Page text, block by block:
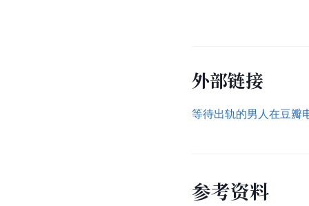
外部链接
等待出轨的男人在豆瓣
参考资料